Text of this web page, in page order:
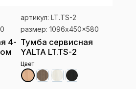
4-
артикул: LT.TS-2
размер: 1096x450x580
Тумба сервисная
YALTA LT.TS-2
Цвет